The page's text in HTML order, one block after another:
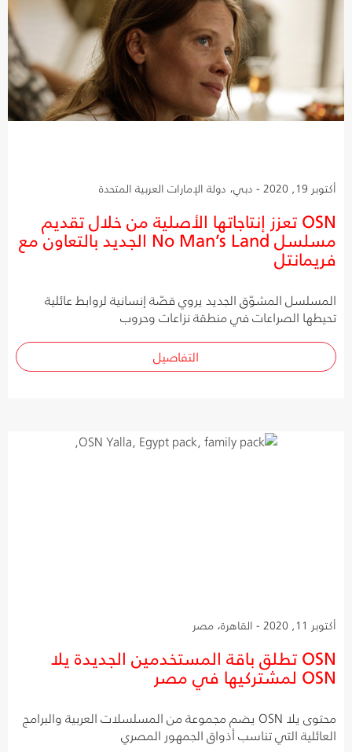
أكتوبر 19, 2020 - دبي، دولة الإمارات العربية المتحدة
OSN تعزز إنتاجاتها الأصلية من خلال تقديم
مسلسل No Man’s Land الجديد بالتعاون مع
فريمانتل
المسلسل المشوّق الجديد يروي قصّة إنسانية لروابط عائلية
تحيطها الصراعات في منطقة نزاعات وحروب
التفاصيل
أكتوبر 11, 2020 - القاهرة، مصر
OSN تطلق باقة المستخدمين الجديدة يلا
OSN لمشتركيها في مصر
محتوى يلا OSN يضم مجموعة من المسلسلات العربية والبرامج
العائلية التي تناسب أذواق الجمهور المصري